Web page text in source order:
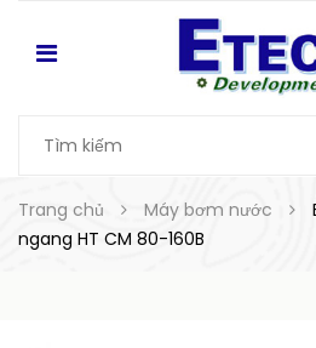
Trang chủ Máy bơm nước
ngang HT CM 80-160B